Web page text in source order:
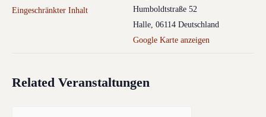
Eingeschränkter Inhalt
Humboldtstraße 52
Halle 06114 Deutschland
Google Karte anzeigen
Related Veranstaltungen